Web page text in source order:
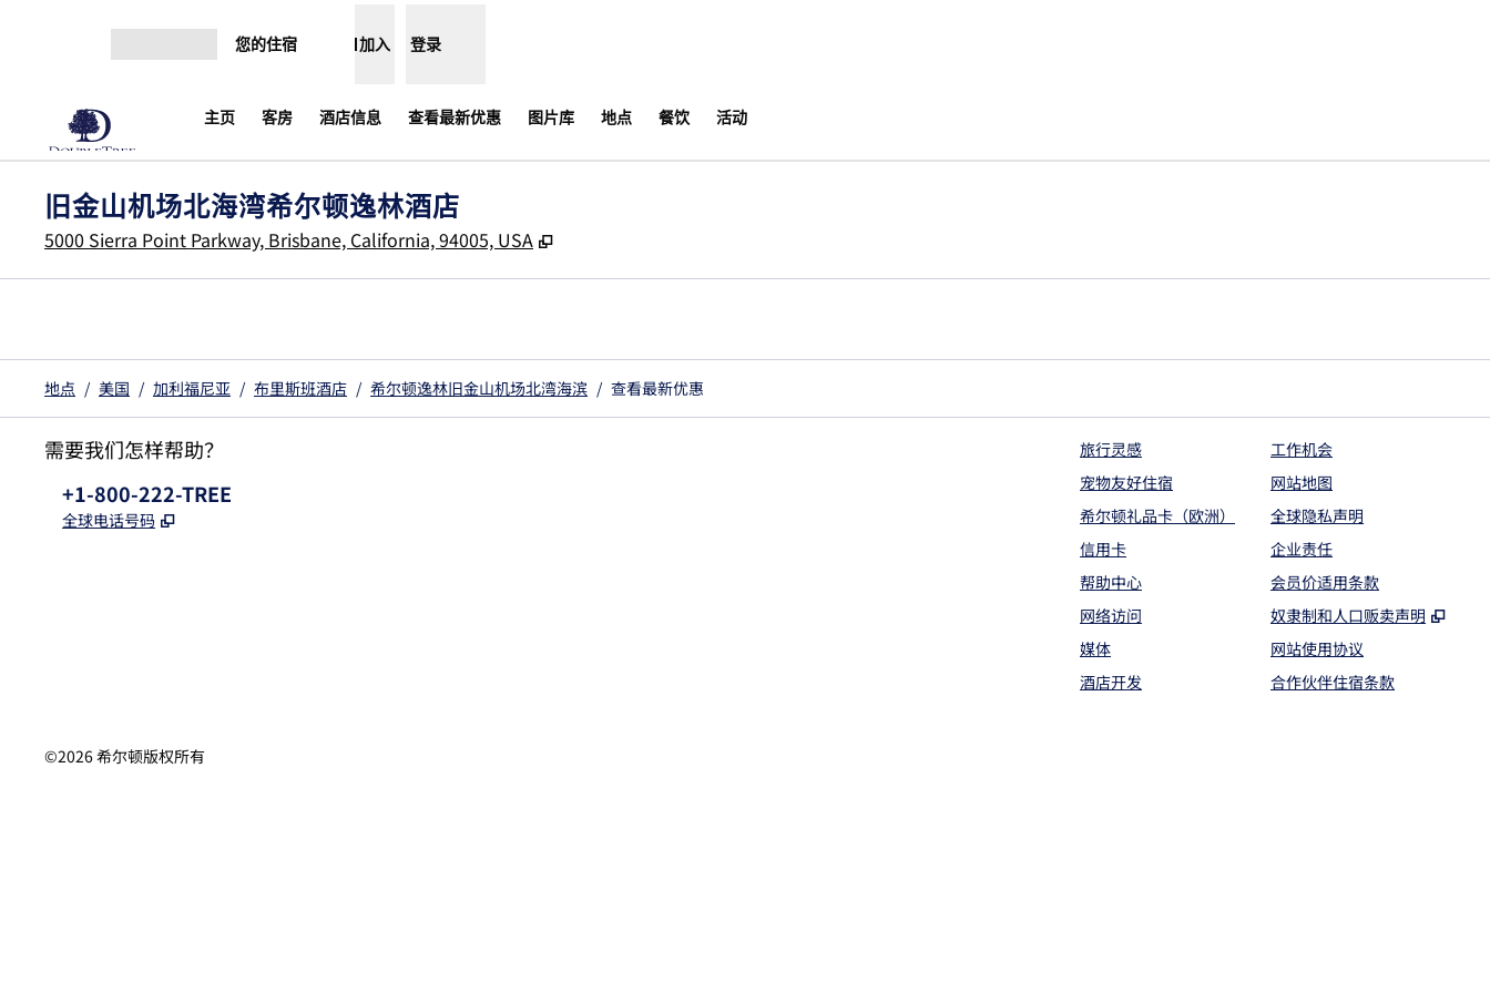
您的住宿 加入 登录
主页 客房 酒店信息 查看最新优惠​ 图片库 地点 餐饮 活动
旧金山机场北海湾希尔顿逸林酒店
5000 Sierra Point Parkway, Brisbane, California, 94005, USA ,
地点 / 美国 / 加利福尼亚 / 布里斯班酒店 / 希尔顿逸林旧金山机场北湾海滨 / 查看最新优惠​
需要我们怎样帮助？
电话:
+1-800-222-TREE
全球电话号码 ,
旅行灵感
宠物友好住宿
希尔顿礼品卡（欧洲）
信用卡
帮助中心
网络访问
媒体
酒店开发
工作机会
网站地图
全球隐私声明
企业责任
会员价适用条款
奴隶制和人口贩卖声明
,
网站使用协议
合作伙伴住宿条款
©2026希尔顿版权所有